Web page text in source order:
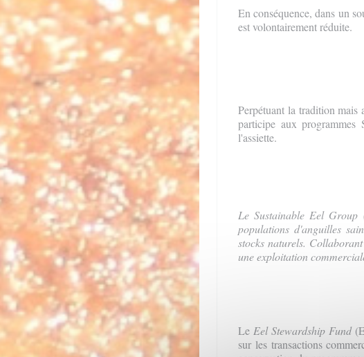
En conséquence, dans un
est volontairement réduite.
Perpétuant la tradition mais
participe aux
l'assiette.
LeSustainable Eel Group
populations d'anguilles
stocks naturels.
une exploitation
Le Eel Stewardship Fund
sur les transactions